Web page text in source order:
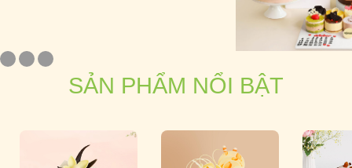
SẢN PHẨM NỔI BẬT